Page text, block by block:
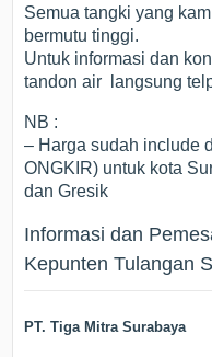
Semua tangki yang
bermutu tinggi.
Untuk informasi dan
tandon air langsung
NB :
– Harga sudah include
ONGKIR) untuk kota
dan Gresik
Informasi dan
Kepunten Tulangan
PT. Tiga Mitra Surabaya